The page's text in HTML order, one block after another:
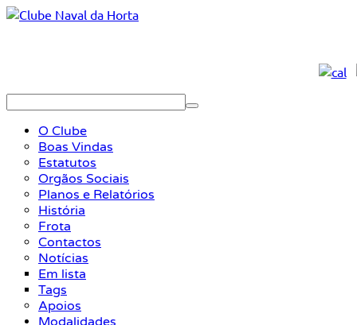
O Clube
Boas Vindas
Estatutos
Orgãos Sociais
Planos e Relatórios
História
Frota
Contactos
Notícias
Em lista
Tags
Apoios
Modalidades